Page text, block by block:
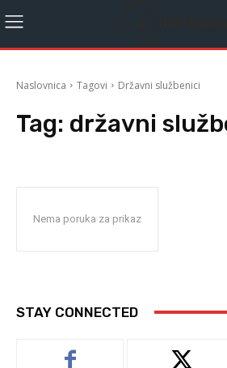
Naslovnica Tagovi Državni službenici
Tag: državni
Nema poruka za prikaz
STAY CONNECTED